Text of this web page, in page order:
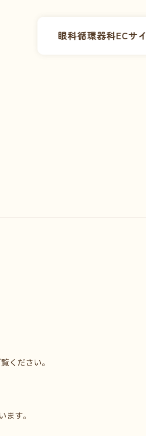
眼科循環器科ECサ
ください。
す。